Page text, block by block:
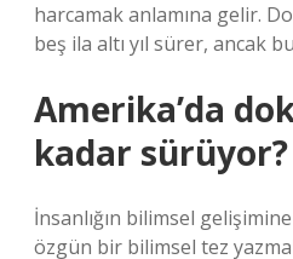
harcamak anlamına gelir.
beş ila altı yıl sürer, ancak
Amerika’da
kadar sürüyor?
İnsanlığın bilimsel
özgün bir bilimsel tez